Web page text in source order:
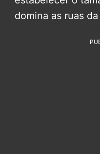
domina as ruas